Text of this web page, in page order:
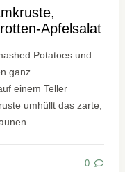
Apfelsalat
Potatoes und
ganz
einem Teller
umhüllt das zarte,
0